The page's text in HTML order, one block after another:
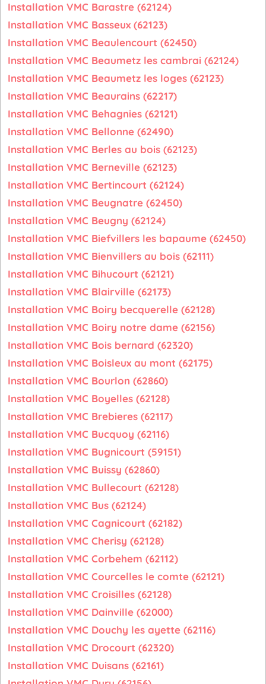
Installation VMC Barastre (62124)
Installation VMC Basseux (62123)
Installation VMC Beaulencourt (62450)
Installation VMC Beaumetz les cambrai (62124)
Installation VMC Beaumetz les loges (62123)
Installation VMC Beaurains (62217)
Installation VMC Behagnies (62121)
Installation VMC Bellonne (62490)
Installation VMC Berles au bois (62123)
Installation VMC Berneville (62123)
Installation VMC Bertincourt (62124)
Installation VMC Beugnatre (62450)
Installation VMC Beugny (62124)
Installation VMC Biefvillers les bapaume (62450)
Installation VMC Bienvillers au bois (62111)
Installation VMC Bihucourt (62121)
Installation VMC Blairville (62173)
Installation VMC Boiry becquerelle (62128)
Installation VMC Boiry notre dame (62156)
Installation VMC Bois bernard (62320)
Installation VMC Boisleux au mont (62175)
Installation VMC Bourlon (62860)
Installation VMC Boyelles (62128)
Installation VMC Brebieres (62117)
Installation VMC Bucquoy (62116)
Installation VMC Bugnicourt (59151)
Installation VMC Buissy (62860)
Installation VMC Bullecourt (62128)
Installation VMC Bus (62124)
Installation VMC Cagnicourt (62182)
Installation VMC Cherisy (62128)
Installation VMC Corbehem (62112)
Installation VMC Courcelles le comte (62121)
Installation VMC Croisilles (62128)
Installation VMC Dainville (62000)
Installation VMC Douchy les ayette (62116)
Installation VMC Drocourt (62320)
Installation VMC Duisans (62161)